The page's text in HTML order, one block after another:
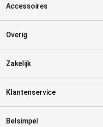
Accessoires
Overig
Zakelijk
Klantenservice
Belsimpel